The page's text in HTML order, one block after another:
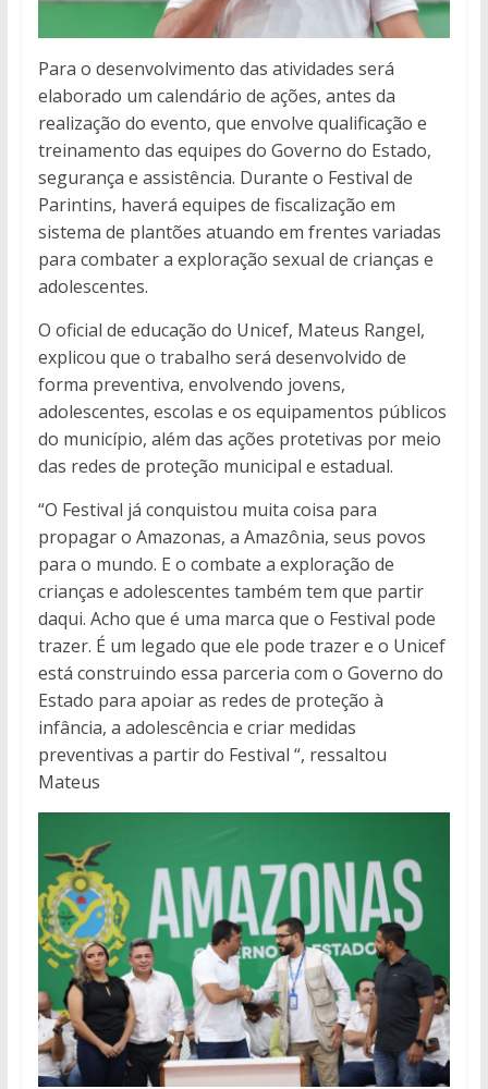
Para o desenvolvimento das atividades será
elaborado um calendário de ações, antes da
realização do evento, que envolve qualificação e
treinamento das equipes do Governo do Estado,
segurança e assistência. Durante o Festival de
Parintins, haverá equipes de fiscalização em
sistema de plantões atuando em frentes variadas
para combater a exploração sexual de crianças e
adolescentes.
O oficial de educação do Unicef, Mateus Rangel,
explicou que o trabalho será desenvolvido de
forma preventiva, envolvendo jovens,
adolescentes, escolas e os equipamentos públicos
do município, além das ações protetivas por meio
das redes de proteção municipal e estadual.
“O Festival já conquistou muita coisa para
propagar o Amazonas, a Amazônia, seus povos
para o mundo. E o combate a exploração de
crianças e adolescentes também tem que partir
daqui. Acho que é uma marca que o Festival pode
trazer. É um legado que ele pode trazer e o Unicef
está construindo essa parceria com o Governo do
Estado para apoiar as redes de proteção à
infância, a adolescência e criar medidas
preventivas a partir do Festival “, ressaltou
Mateus